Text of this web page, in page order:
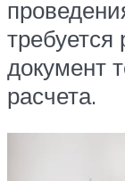
документ
расчета.